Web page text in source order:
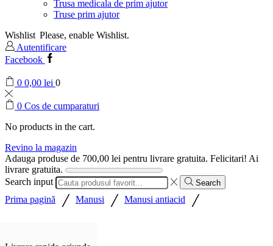
Trusa medicala de prim ajutor
Truse prim ajutor
Wishlist Please, enable Wishlist.
Autentificare
Facebook
0 0,00 lei 0
0 Cos de cumparaturi
No products in the cart.
Revino la magazin
Adauga produse de 700,00 lei pentru livrare gratuita. Felicitari! Ai
livrare gratuita.
Search input
Search
Prima pagină / Manusi / Manusi antiacid /